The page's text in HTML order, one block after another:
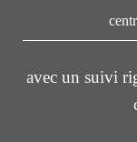
avec un suivi